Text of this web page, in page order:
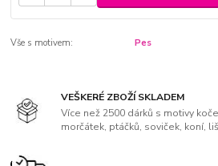
Vše s motivem: Pes
VEŠKERÉ ZBOŽÍ SKLADEM
Více než 2500 dárků s motivy
morčátek, ptáčků, soviček, koní,